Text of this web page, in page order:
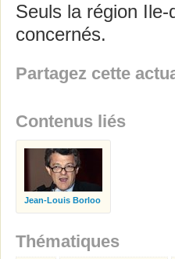
Seuls la région
concernés.
Partagez cette
Contenus liés
Jean-Louis Borloo
Thématiques